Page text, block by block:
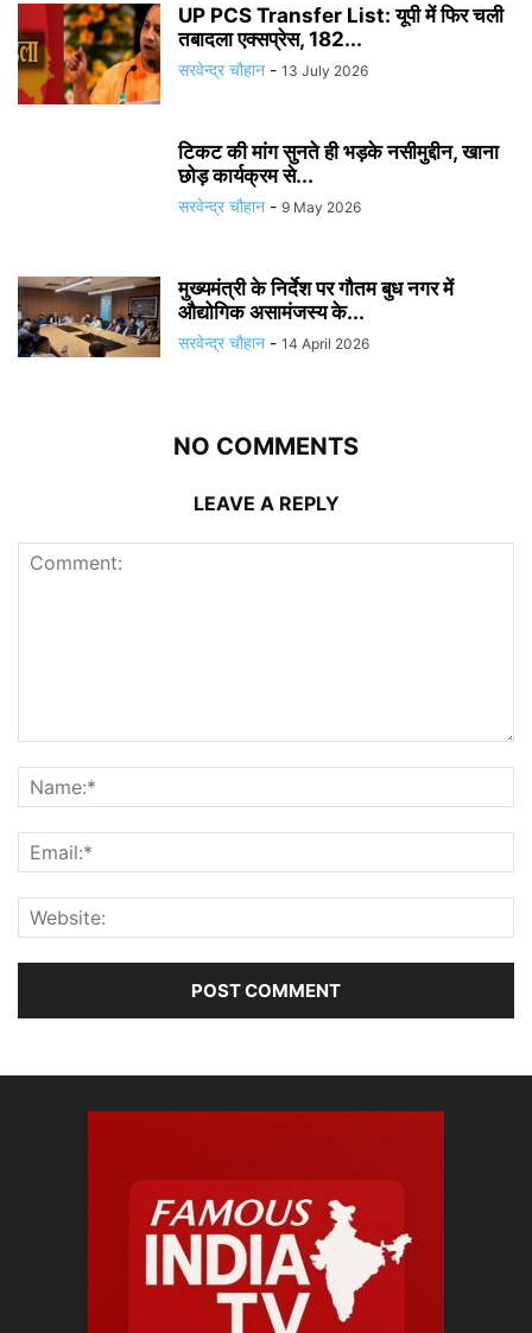
UP PCS Transfer List: यूपी में फिर चली
तबादला एक्सप्रेस, 182...
सरवेन्द्र चौहान - 13 July 2026
टिकट की मांग सुनते ही भड़के नसीमुद्दीन, खाना
छोड़ कार्यक्रम से...
सरवेन्द्र चौहान - 9 May 2026
मुख्यमंत्री के निर्देश पर गौतम बुध नगर में
औद्योगिक असामंजस्य के...
सरवेन्द्र चौहान - 14 April 2026
NO COMMENTS
LEAVE A REPLY